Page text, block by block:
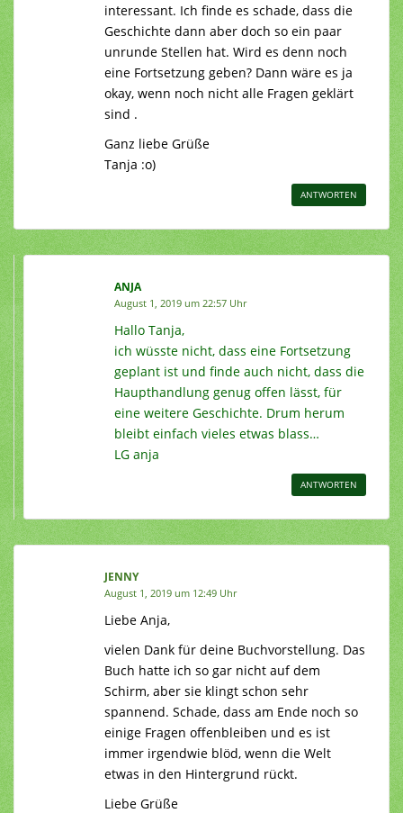
interessant. Ich finde es schade, dass die
Geschichte dann aber doch so ein paar
unrunde Stellen hat. Wird es denn noch
eine Fortsetzung geben? Dann wäre es ja
okay, wenn noch nicht alle Fragen geklärt
sind .
Ganz liebe Grüße
Tanja :o)
ANTWORTEN
ANJA
August 1, 2019 um 22:57 Uhr
Hallo Tanja,
ich wüsste nicht, dass eine Fortsetzung
geplant ist und finde auch nicht, dass die
Haupthandlung genug offen lässt, für
eine weitere Geschichte. Drum herum
bleibt einfach vieles etwas blass…
LG anja
ANTWORTEN
JENNY
August 1, 2019 um 12:49 Uhr
Liebe Anja,
vielen Dank für deine Buchvorstellung. Das
Buch hatte ich so gar nicht auf dem
Schirm, aber sie klingt schon sehr
spannend. Schade, dass am Ende noch so
einige Fragen offenbleiben und es ist
immer irgendwie blöd, wenn die Welt
etwas in den Hintergrund rückt.
Liebe Grüße